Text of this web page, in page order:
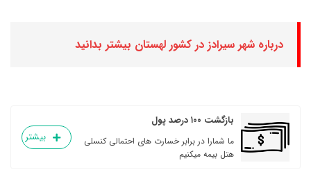
درباره شهر سیرادز در کشور لهستان بیشتر بدانید
بازگشت ۱۰۰ درصد پول
ما شمارا در برابر خسارت های احتمالی کنسلی
هتل بیمه میکنیم
بیشتر